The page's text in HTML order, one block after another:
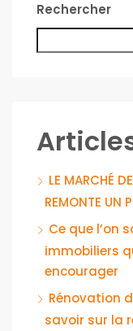
Rechercher
LE MARCHÉ
REMONTE UN
Ce que l’on
immobiliers
encourager
Rénovation
savoir sur la